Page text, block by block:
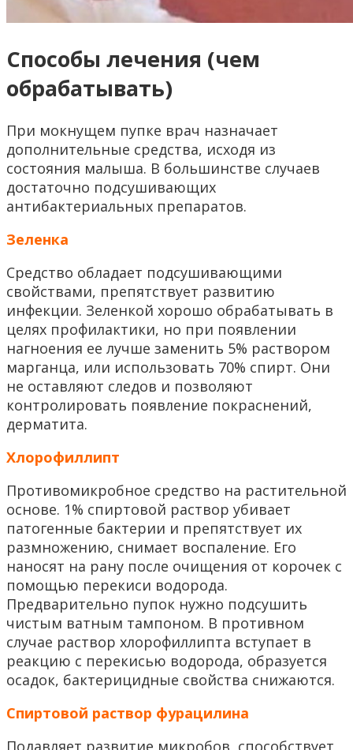
Способы лечения (чем
обрабатывать)
При мокнущем пупке врач назначает
дополнительные средства, исходя из
состояния малыша. В большинстве случаев
достаточно подсушивающих
антибактериальных препаратов.
Зеленка
Средство обладает подсушивающими
свойствами, препятствует развитию
инфекции. Зеленкой хорошо обрабатывать в
целях профилактики, но при появлении
нагноения ее лучше заменить 5% раствором
марганца, или использовать 70% спирт. Они
не оставляют следов и позволяют
контролировать появление покраснений,
дерматита.
Хлорофиллипт
Противомикробное средство на растительной
основе. 1% спиртовой раствор убивает
патогенные бактерии и препятствует их
размножению, снимает воспаление. Его
наносят на рану после очищения от корочек с
помощью перекиси водорода.
Предварительно пупок нужно подсушить
чистым ватным тампоном. В противном
случае раствор хлорофиллипта вступает в
реакцию с перекисью водорода, образуется
осадок, бактерицидные свойства снижаются.
Спиртовой раствор фурацилина
Подавляет развитие микробов, способствует